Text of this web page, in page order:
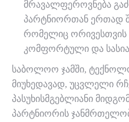
მრავალფეროვნება
პარტნიორთან ერთად
რომელიც ორივესთვის
კომფორტული და
საბოლოო ჯამში,
მიუხედავად, უცვლელი
პასუხისმგებლიანი
პარტნიორის